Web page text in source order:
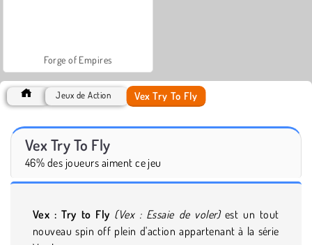
Forge of Empires
Jeux de Action Vex Try To Fly
Vex Try To Fly
46% des joueurs aiment ce jeu
Vex : Try to Fly (Vex : Essaie de voler)est un tout
nouveau spin off plein d'action appartenant à la série